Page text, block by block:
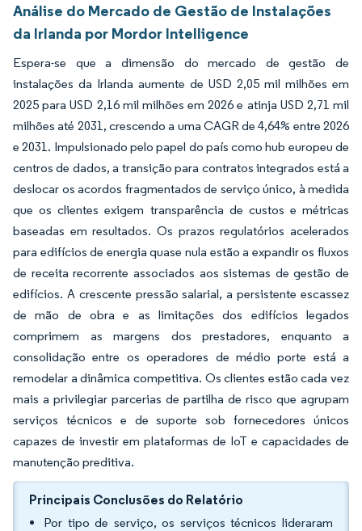
Análise do Mercado de Gestão de Instalações
da Irlanda por Mordor Intelligence
Espera-se que a dimensão do mercado de gestão de
instalações da Irlanda aumente de USD 2,05 mil milhões em
2025 para USD 2,16 mil milhões em 2026 e atinja USD 2,71 mil
milhões até 2031, crescendo a uma CAGR de 4,64% entre 2026
e 2031. Impulsionado pelo papel do país como hub europeu de
centros de dados, a transição para contratos integrados está a
deslocar os acordos fragmentados de serviço único, à medida
que os clientes exigem transparência de custos e métricas
baseadas em resultados. Os prazos regulatórios acelerados
para edifícios de energia quase nula estão a expandir os fluxos
de receita recorrente associados aos sistemas de gestão de
edifícios. A crescente pressão salarial, a persistente escassez
de mão de obra e as limitações dos edifícios legados
comprimem as margens dos prestadores, enquanto a
consolidação entre os operadores de médio porte está a
remodelar a dinâmica competitiva. Os clientes estão cada vez
mais a privilegiar parcerias de partilha de risco que agrupam
serviços técnicos e de suporte sob fornecedores únicos
capazes de investir em plataformas de IoT e capacidades de
manutenção preditiva.
Principais Conclusões do Relatório
Por tipo de serviço, os serviços técnicos lideraram